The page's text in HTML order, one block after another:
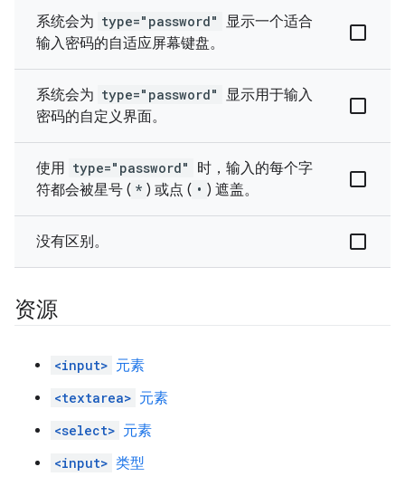
系统会为 type="password" 显示一个适合
输入密码的自适应屏幕键盘。
系统会为 type="password" 显示用于输入
密码的自定义界面。
使用 type="password"
时，输入的每个字
符都会被星号 ( * ) 或点 ( • ) 遮盖。
没有区别。
资源
<input> 元素
<textarea> 元素
<select> 元素
<input> 类型